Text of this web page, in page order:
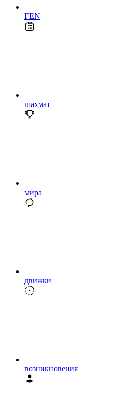
FEN
шахмат
мира
движки
возникновения